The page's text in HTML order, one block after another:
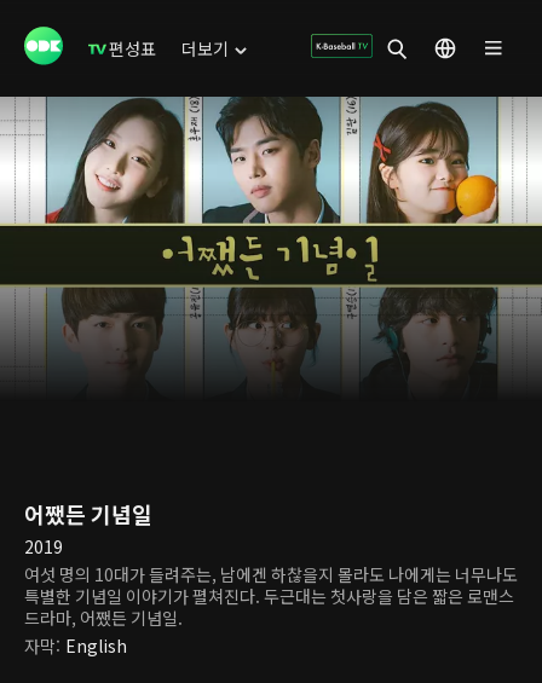
편성표 더보기
어쨌든 기념일
2019
여섯 명의 10대가 들려주는, 남에겐 하찮을지 몰라도 나에게는 너무나도
특별한 기념일 이야기가 펼쳐진다. 두근대는 첫사랑을 담은 짧은 로맨스
드라마, 어쨌든 기념일.
자막: English